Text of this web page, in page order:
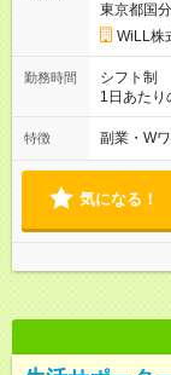
東京都国
WiLL株
勤務時間
シフト制
1日あたり
8時間） 【アルバイト】週1日から勤務可能 ◎勤務例 日勤／9時
～18時（休
ど、ご希
特徴 副業・W
気になる！